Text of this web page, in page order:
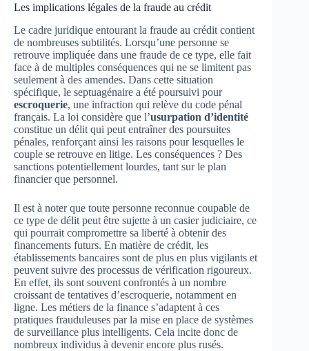
Les implications légales de la fraude au crédit
Le cadre juridique entourant la fraude au crédit contient
de nombreuses subtilités. Lorsqu’une personne se
retrouve impliquée dans une fraude de ce type, elle fait
face à de multiples conséquences qui ne se limitent pas
seulement à des amendes. Dans cette situation
spécifique, le septuagénaire a été poursuivi pour
escroquerie, une infraction qui relève du code pénal
français. La loi considère que l’usurpation d’identité
constitue un délit qui peut entraîner des poursuites
pénales, renforçant ainsi les raisons pour lesquelles le
couple se retrouve en litige. Les conséquences ? Des
sanctions potentiellement lourdes, tant sur le plan
financier que personnel.
Il est à noter que toute personne reconnue coupable de
ce type de délit peut être sujette à un casier judiciaire, ce
qui pourrait compromettre sa liberté à obtenir des
financements futurs. En matière de crédit, les
établissements bancaires sont de plus en plus vigilants et
peuvent suivre des processus de vérification rigoureux.
En effet, ils sont souvent confrontés à un nombre
croissant de tentatives d’escroquerie, notamment en
ligne. Les métiers de la finance s’adaptent à ces
pratiques frauduleuses par la mise en place de systèmes
de surveillance plus intelligents. Cela incite donc de
nombreux individus à devenir encore plus rusés.